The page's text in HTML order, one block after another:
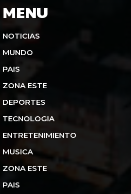
MENU
NOTICIAS
MUNDO
PAIS
ZONA ESTE
DEPORTES
TECNOLOGIA
ENTRETENIMIENTO
MUSICA
ZONA ESTE
PAIS